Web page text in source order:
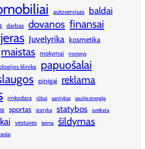
autoservisas baldai
darbas dovanos finansai
Juvelyrika kosmetika
maistas mokymai moterys
klinika papuošalai
pinigai reklama
rinkodara rūbai santykiai saulės energija
sportas statyba statybos sveikata
vestuves šeima šildymas